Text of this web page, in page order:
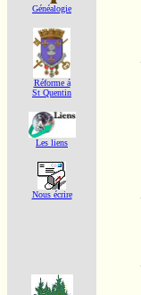
Généalogie
Réforme á
St Quentin
Les liens
Nous écrire